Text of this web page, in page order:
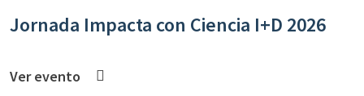
Jornada Impacta con Ciencia I+D 2026
Ver evento